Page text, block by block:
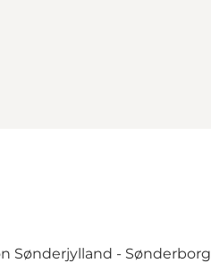
Sønderjylland - Sønderborg